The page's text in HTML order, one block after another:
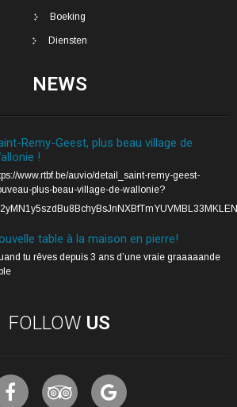
Boeking
Diensten
NEWS
Remy-Geest, plus beau village de
!
www.rtbf.be/auvio/detail_saint-remy-geest-
plus-beau-village-de-wallonie?
table à la maison en pierre!
tu rêves depuis 3 ans d’une vraie graaaaande
FOLLOW US